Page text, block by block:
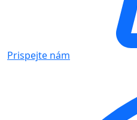
Prispejte nám